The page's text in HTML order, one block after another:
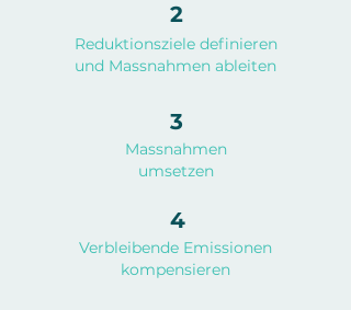
2
Reduktionsziele definieren
und Massnahmen ableiten
Massnahmen
umsetzen
3
Verbleibende Emissionen
kompensieren
4